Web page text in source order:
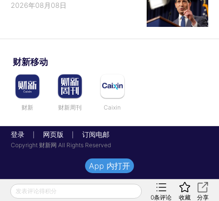
2026年08月08日
财新移动
财新 财新周刊 Caixin
登录 网页版 订阅电邮
Copyright 财新网 All Rights Reserved
发表评论得积分
0条评论 收藏 分享
App 内打开